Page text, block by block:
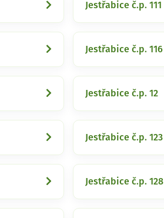
Jestřabice č.p. 111
Jestřabice č.p. 116
Jestřabice č.p. 12
Jestřabice č.p. 123
Jestřabice č.p. 128